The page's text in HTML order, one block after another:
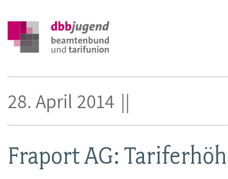
Fraport AG:
28. April 2014